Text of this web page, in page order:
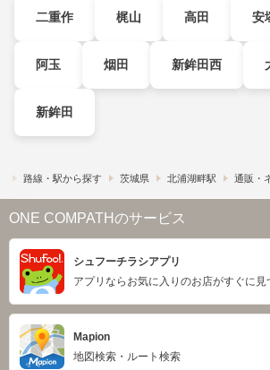
二重作 梶山 高田 安
阿玉 烟田 新鉾田西
新鉾田
路線・駅から探す 茨城県 北浦湖畔駅 通販・
ONE COMPATHのサービス
シュフーチラシアプリ
アプリならお気に入りのお店がすぐに見
Mapion
地図検索・ルート検索